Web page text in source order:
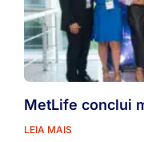
MetLife conclui
LEIA MAIS